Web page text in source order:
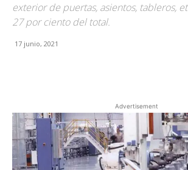
exterior de puertas, asientos, tableros,
27 por ciento del total.
17 junio, 2021
Advertisement